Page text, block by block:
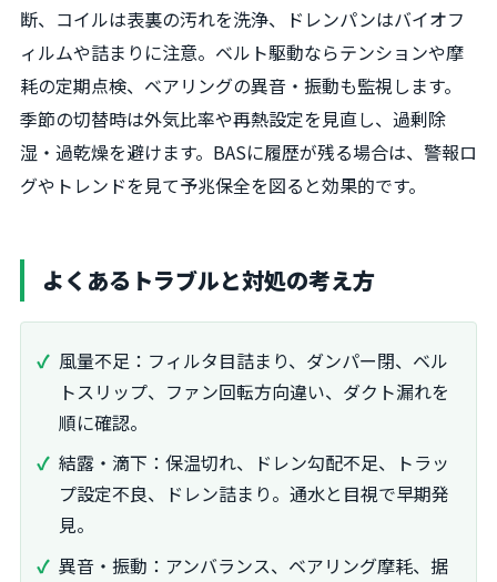
断、コイルは表裏の汚れを洗浄、ドレンパンはバイオフ
ィルムや詰まりに注意。ベルト駆動ならテンションや摩
耗の定期点検、ベアリングの異音・振動も監視します。
季節の切替時は外気比率や再熱設定を見直し、過剰除
湿・過乾燥を避けます。BASに履歴が残る場合は、警報ロ
グやトレンドを見て予兆保全を図ると効果的です。
よくあるトラブルと対処の考え方
風量不足：フィルタ目詰まり、ダンパー閉、ベル
トスリップ、ファン回転方向違い、ダクト漏れを
順に確認。
結露・滴下：保温切れ、ドレン勾配不足、トラッ
プ設定不良、ドレン詰まり。通水と目視で早期発
見。
異音・振動：アンバランス、ベアリング摩耗、据